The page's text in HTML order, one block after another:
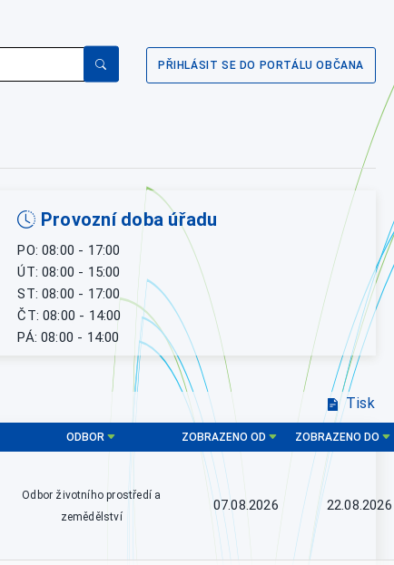
PŘIHLÁSIT SE DO PORTÁLU OBČANA
Provozní doba úřadu
PO: 08:00 - 17:00
ÚT: 08:00 - 15:00
ST: 08:00 - 17:00
ČT: 08:00 - 14:00
PÁ: 08:00 - 14:00
Tisk
ODBOR ZOBRAZENO OD ZOBRAZENO DO
Odbor životního prostředí a
zemědělství
07.08.2026 22.08.2026